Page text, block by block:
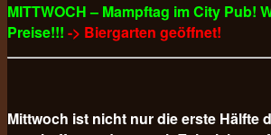
MITTWOCH – Mampftag im City Pub!
Preise!!! -> Biergarten geöffnet!
Mittwoch ist nicht nur die erste Hälfte